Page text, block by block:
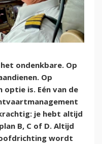
ondenkbare. Op
Op
is. Eén van de
je hebt altijd
B, C of D. Altijd
wordt